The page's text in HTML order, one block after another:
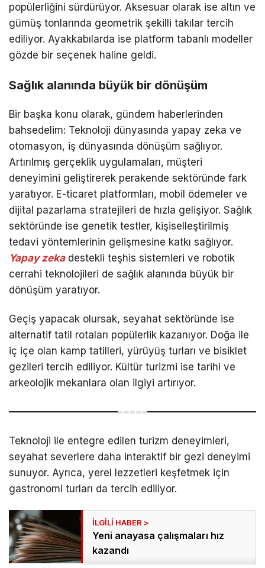
popülerliğini sürdürüyor. Aksesuar olarak ise altın ve
gümüş tonlarında geometrik şekilli takılar tercih
ediliyor. Ayakkabılarda ise platform tabanlı modeller
gözde bir seçenek haline geldi.
Sağlık alanında büyük bir dönüşüm
Bir başka konu olarak, gündem haberlerinden
bahsedelim: Teknoloji dünyasında yapay zeka ve
otomasyon, iş dünyasında dönüşüm sağlıyor.
Artırılmış gerçeklik uygulamaları, müşteri
deneyimini geliştirerek perakende sektöründe fark
yaratıyor. E-ticaret platformları, mobil ödemeler ve
dijital pazarlama stratejileri de hızla gelişiyor. Sağlık
sektöründe ise genetik testler, kişiselleştirilmiş
tedavi yöntemlerinin gelişmesine katkı sağlıyor.
Yapay zekadestekli teşhis sistemleri ve robotik
cerrahi teknolojileri de sağlık alanında büyük bir
dönüşüm yaratıyor.
Geçiş yapacak olursak, seyahat sektöründe ise
alternatif tatil rotaları popülerlik kazanıyor. Doğa ile
iç içe olan kamp tatilleri, yürüyüş turları ve bisiklet
gezileri tercih ediliyor. Kültür turizmi ise tarihi ve
arkeolojik mekanlara olan ilgiyi artırıyor.
Teknoloji ile entegre edilen turizm deneyimleri,
seyahat severlere daha interaktif bir gezi deneyimi
sunuyor. Ayrıca, yerel lezzetleri keşfetmek için
gastronomi turları da tercih ediliyor.
Yeni anayasa çalışmaları hız
kazandı